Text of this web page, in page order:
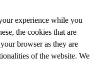
experience while you
the cookies that are
browser as they are
of the website. We